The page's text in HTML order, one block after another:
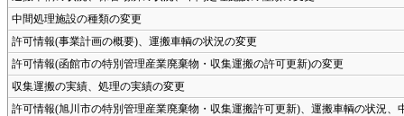
中間処理施設の種類の変更
許可情報(事業計画の概要)、運搬車輌の状況の変更
許可情報(函館市の特別管理産業廃棄物・収集運搬の許可更新)の変更
収集運搬の実績、処理の実績の変更
許可情報(旭川市の特別管理産業廃棄物・収集運搬許可更新)、運搬車輌の状況